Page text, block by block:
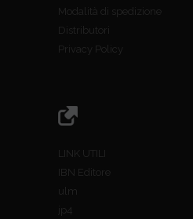
Modalità di spedizione
Distributori
Privacy Policy
LINK UTILI
IBN Editore
ulm
jp4